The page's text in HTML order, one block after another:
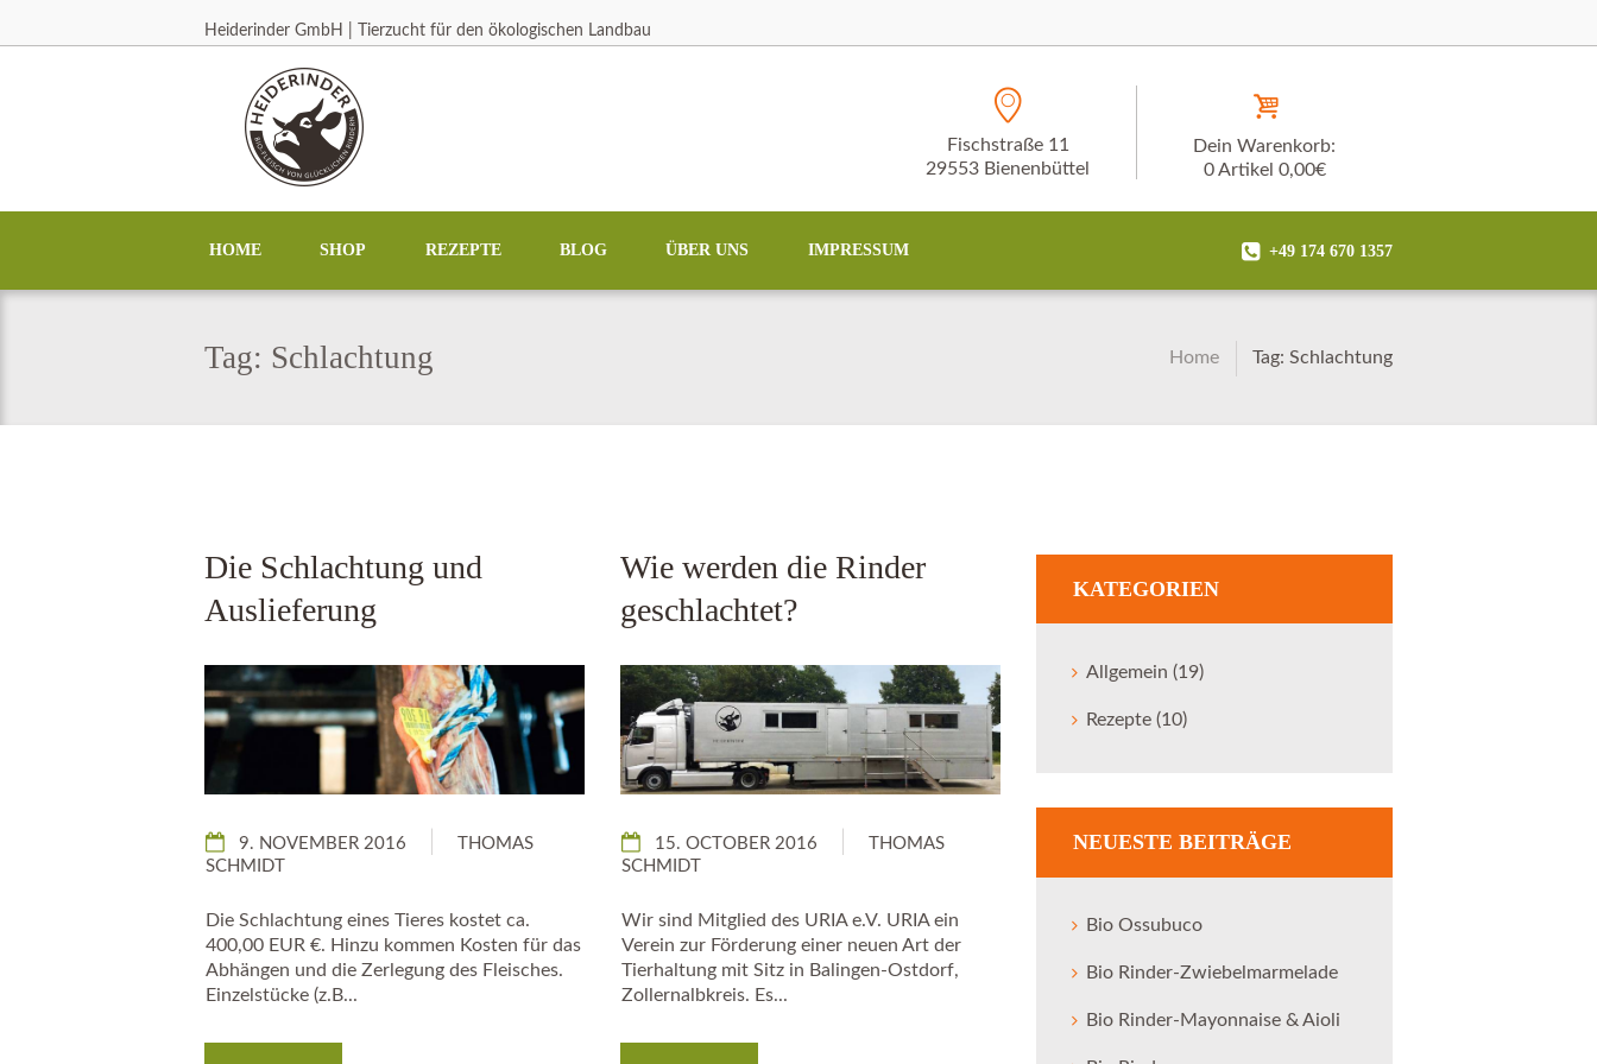
Heiderinder GmbH | Tierzucht für den ökologischen Landbau
Dein Warenkorb:
0 Artikel 0,00€
Fischstraße 11
29553 Bienenbüttel
HOME SHOP REZEPTE BLOG ÜBER UNS IMPRESSUM +49 174 670 1357
Tag: Schlachtung Home Tag: Schlachtung
Die Schlachtung und
Auslieferung
9. NOVEMBER 2016
THOMAS
SCHMIDT
Die Schlachtung eines Tieres kostet ca.
400,00 EUR €. Hinzu kommen Kosten für das
Abhängen und die Zerlegung des Fleisches.
Einzelstücke (z.B...
Wie werden die Rinder
geschlachtet?
15. OCTOBER 2016
THOMAS
SCHMIDT
Wir sind Mitglied des URIA e.V. URIA ein
Verein zur Förderung einer neuen Art der
Tierhaltung mit Sitz in Balingen-Ostdorf,
Zollernalbkreis. Es...
KATEGORIEN
Allgemein (19)
Rezepte(10)
NEUESTE BEITRÄGE
Bio Ossubuco
Bio Rinder-Zwiebelmarmelade
Bio Rinder-Mayonnaise & Aioli